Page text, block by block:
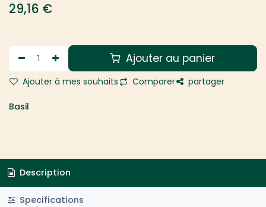
29,16 €
Ajouter au panier
Ajouter à mes souhaits Comparer partager
Basil
Description
Specifications